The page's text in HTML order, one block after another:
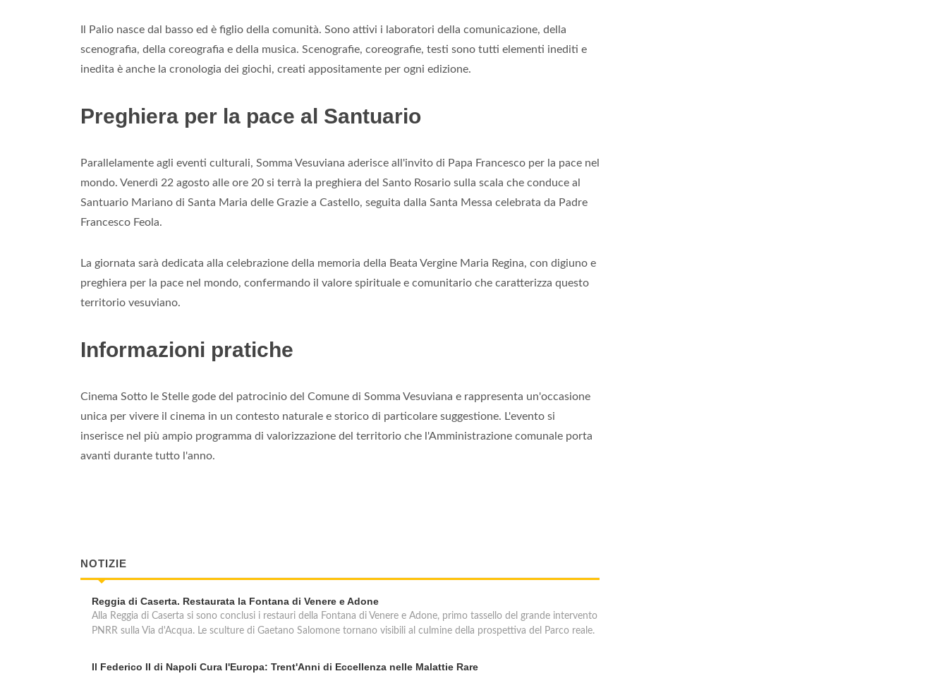
Il Palio nasce dal basso ed è figlio della comunità. Sono attivi i laboratori della comunicazione, della
scenografia, della coreografia e della musica. Scenografie, coreografie, testi sono tutti elementi inediti e
inedita è anche la cronologia dei giochi, creati appositamente per ogni edizione.
Preghiera per la pace al Santuario
Parallelamente agli eventi culturali, Somma Vesuviana aderisce all'invito di Papa Francesco per la pace nel
mondo. Venerdì 22 agosto alle ore 20 si terrà la preghiera del Santo Rosario sulla scala che conduce al
Santuario Mariano di Santa Maria delle Grazie a Castello, seguita dalla Santa Messa celebrata da Padre
Francesco Feola.
La giornata sarà dedicata alla celebrazione della memoria della Beata Vergine Maria Regina, con digiuno e
preghiera per la pace nel mondo, confermando il valore spirituale e comunitario che caratterizza questo
territorio vesuviano.
Informazioni pratiche
Cinema Sotto le Stelle gode del patrocinio del Comune di Somma Vesuviana e rappresenta un'occasione
unica per vivere il cinema in un contesto naturale e storico di particolare suggestione. L'evento si
inserisce nel più ampio programma di valorizzazione del territorio che l'Amministrazione comunale porta
avanti durante tutto l'anno.
NOTIZIE
Reggia di Caserta. Restaurata la Fontana di Venere e Adone
Alla Reggia di Caserta si sono conclusi i restauri della Fontana di Venere e Adone, primo tassello del grande intervento
PNRR sulla Via d'Acqua. Le sculture di Gaetano Salomone tornano visibili al culmine della prospettiva del Parco reale.
Il Federico II di Napoli Cura l'Europa: Trent'Anni di Eccellenza nelle Malattie Rare